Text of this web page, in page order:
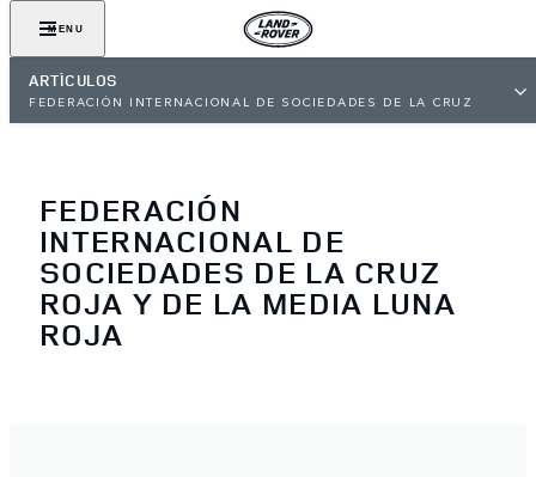
MENU
ARTÍCULOS
FEDERACIÓN INTERNACIONAL DE SOCIEDADES DE LA CRUZ
FEDERACIÓN
INTERNACIONAL DE
SOCIEDADES DE LA CRUZ
ROJA Y DE LA MEDIA LUNA
ROJA